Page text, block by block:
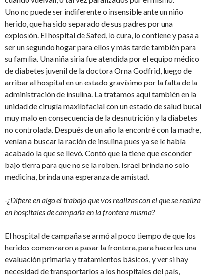
Uno no puede ser indiferente o insensible ante un niño
herido, que ha sido separado de sus padres por una
explosión. El hospital de Safed, lo cura, lo contiene y pasa a
ser un segundo hogar para ellos y más tarde también para
su familia. Una niña siria fue atendida por el equipo médico
de diabetes juvenil de la doctora Orna Godfrid, luego de
arribar al hospital en un estado gravísimo por la falta de la
administración de insulina. La tratamos aquí también en la
unidad de cirugía maxilofacial con un estado de salud bucal
muy malo en consecuencia de la desnutrición y la diabetes
no controlada. Después de un año la encontré con la madre,
venían a buscar la ración de insulina pues ya se le había
acabado la que se llevó. Contó que la tiene que esconder
bajo tierra para que no se la roben. Israel brinda no solo
medicina, brinda una esperanza de amistad.
-¿Difiere en algo el trabajo que vos realizas con el que se realiza
en hospitales de campaña en la frontera misma?
El hospital de campaña se armó al poco tiempo de que los
heridos comenzaron a pasar la frontera, para hacerles una
evaluación primaria y tratamientos básicos, y ver si hay
necesidad de transportarlos a los hospitales del país,